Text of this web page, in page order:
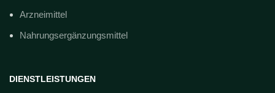
Arzneimittel
Nahrungsergänzungsmittel
DIENSTLEISTUNGEN